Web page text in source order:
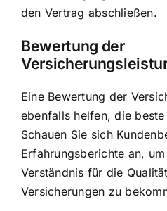
den Vertrag abschließen.
Bewertung der
Eine Bewertung der
ebenfalls helfen, die
Schauen Sie sich
Erfahrungsberichte an,
Verständnis für die
Versicherungen zu